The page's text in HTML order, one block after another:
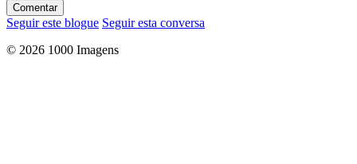
Comentar
Seguir este blogue Seguir esta conversa
© 2026 1000 Imagens